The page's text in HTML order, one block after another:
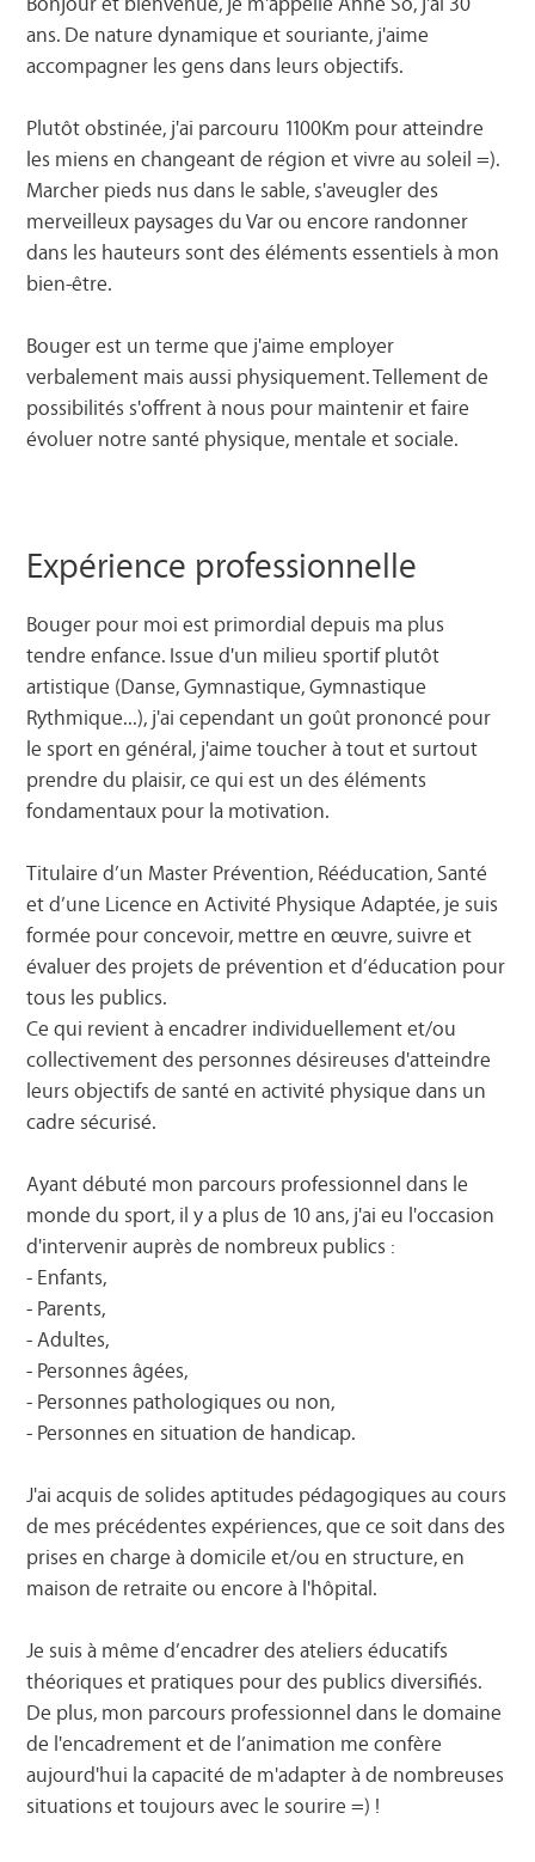
ans. De nature dynamique et souriante, j'aime
accompagner les gens dans leurs objectifs.
Plutôt obstinée, j'ai parcouru 1100Km pour atteindre
les miens en changeant de région et vivre au soleil =).
Marcher pieds nus dans le sable, s'aveugler des
merveilleux paysages du Var ou encore randonner
dans les hauteurs sont des éléments essentiels à mon
bien-être.
Bouger est un terme que j'aime employer
verbalement mais aussi physiquement. Tellement de
possibilités s'offrent à nous pour maintenir et faire
évoluer notre santé physique, mentale et sociale.
Expérience professionnelle
Bouger pour moi est primordial depuis ma plus
tendre enfance. Issue d'un milieu sportif plutôt
artistique (Danse, Gymnastique, Gymnastique
Rythmique...), j'ai cependant un goût prononcé pour
le sport en général, j'aime toucher à tout et surtout
prendre du plaisir, ce qui est un des éléments
fondamentaux pour la motivation.
Titulaire d’un Master Prévention, Rééducation, Santé
et d’une Licence en Activité Physique Adaptée, je suis
formée pour concevoir, mettre en œuvre, suivre et
évaluer des projets de prévention et d’éducation pour
tous les publics.
Ce qui revient à encadrer individuellement et/ou
collectivement des personnes désireuses d'atteindre
leurs objectifs de santé en activité physique dans un
cadre sécurisé.
Ayant débuté mon parcours professionnel dans le
monde du sport, il y a plus de 10 ans, j'ai eu l'occasion
d'intervenir auprès de nombreux publics :
- Enfants,
- Parents,
- Adultes,
- Personnes âgées,
- Personnes pathologiques ou non,
- Personnes en situation de handicap.
J'ai acquis de solides aptitudes pédagogiques au cours
de mes précédentes expériences, que ce soit dans des
prises en charge à domicile et/ou en structure, en
maison de retraite ou encore à l'hôpital.
Je suis à même d’encadrer des ateliers éducatifs
théoriques et pratiques pour des publics diversifiés.
De plus, mon parcours professionnel dans le domaine
de l'encadrement et de l’animation me confère
aujourd'hui la capacité de m'adapter à de nombreuses
situations et toujours avec le sourire =) !